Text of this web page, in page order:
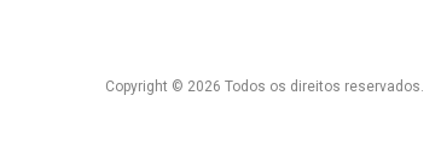
Copyright © 2026 Todos os direitos reservados.